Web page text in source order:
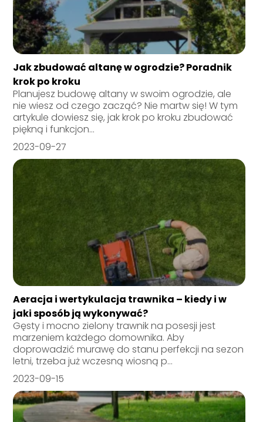
Jak zbudować altanę w ogrodzie? Poradnik
krok po kroku
Planujesz budowę altany w swoim ogrodzie, ale
nie wiesz od czego zacząć? Nie martw się! W tym
artykule dowiesz się, jak krok po kroku zbudować
piękną i funkcjon...
2023-09-27
Aeracja i wertykulacja trawnika – kiedy i w
jaki sposób ją wykonywać?
Gęsty i mocno zielony trawnik na posesji jest
marzeniem każdego domownika. Aby
doprowadzić murawę do stanu perfekcji na sezon
letni, trzeba już wczesną wiosną p...
2023-09-15